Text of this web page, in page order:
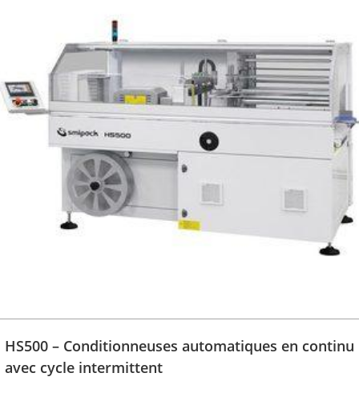
HS500 – Conditionneuses automatiques en continu
avec cycle intermittent